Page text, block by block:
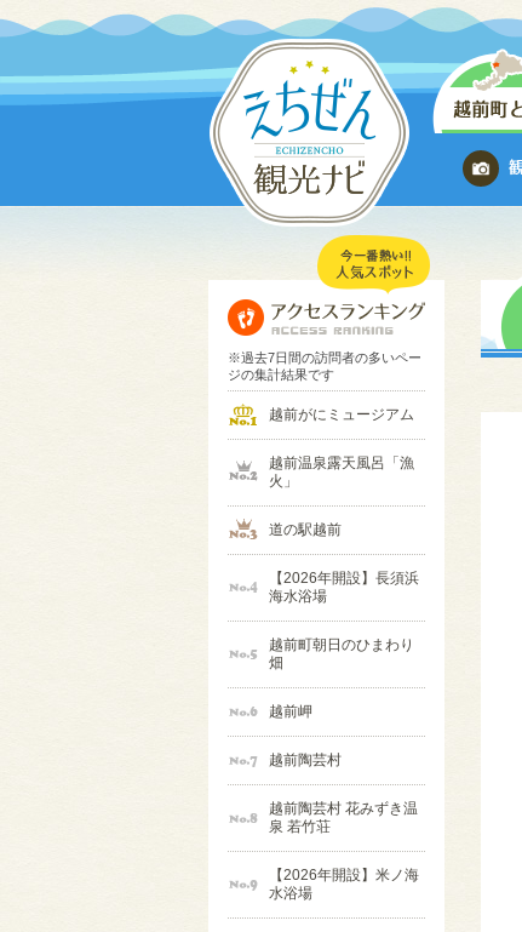
※過去7日間の訪問者の多いペー
ジの集計結果です
越前がにミュージアム
越前温泉露天風呂「漁
火」
道の駅越前
【2026年開設】長須浜
海水浴場
越前町朝日のひまわり
畑
越前岬
越前陶芸村
越前陶芸村 花みずき温
泉 若竹荘
【2026年開設】米ノ海
水浴場